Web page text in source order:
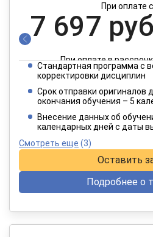
При оплате
7 697
При оплате в
3 849
При оплате в
Стандартная программа с
корректировки дисциплин
Срок отправки оригиналов
окончания обучения – 5
Внесение данных об
календарных дней с даты
Смотреть еще (3)
Оставить
Подробнее о